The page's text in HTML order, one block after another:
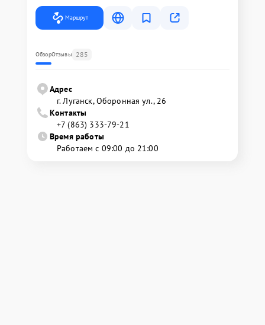
Маршрут
ОбзорОтзывы 285
Адрес
г. Луганск, Оборонная ул., 26
Контакты
+7 (863) 333-79-21
Время работы
Работаем с 09:00 до 21:00